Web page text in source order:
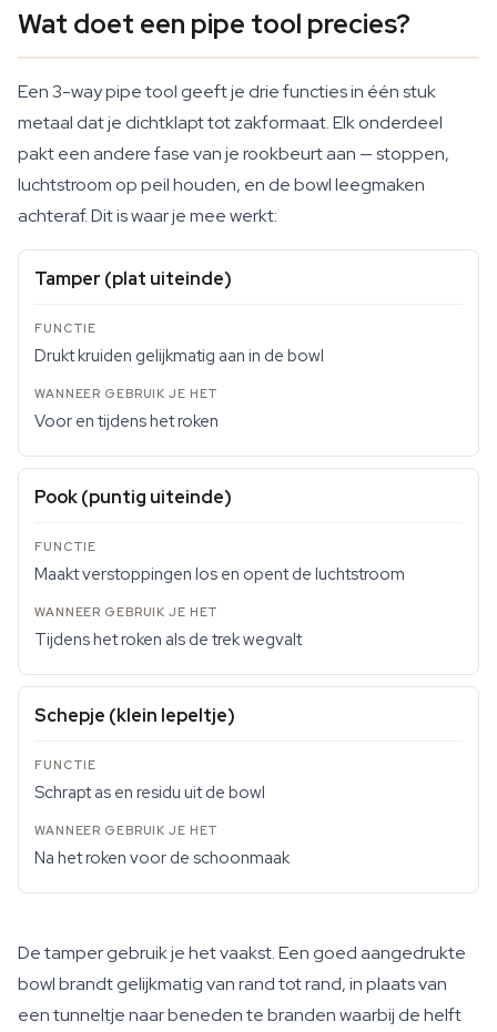
Wat doet een pipe tool precies?
Een 3-way pipe tool geeft je drie functies in één stuk
metaal dat je dichtklapt tot zakformaat. Elk onderdeel
pakt een andere fase van je rookbeurt aan — stoppen,
luchtstroom op peil houden, en de bowl leegmaken
achteraf. Dit is waar je mee werkt:
Tamper (plat uiteinde)
Drukt kruiden gelijkmatig aan in de bowl
Voor en tijdens het roken
Pook (puntig uiteinde)
Maakt verstoppingen los en opent de luchtstroom
Tijdens het roken als de trek wegvalt
Schepje (klein lepeltje)
Schrapt as en residu uit de bowl
Na het roken voor de schoonmaak
De tamper gebruik je het vaakst. Een goed aangedrukte
bowl brandt gelijkmatig van rand tot rand, in plaats van
een tunneltje naar beneden te branden waarbij de helft